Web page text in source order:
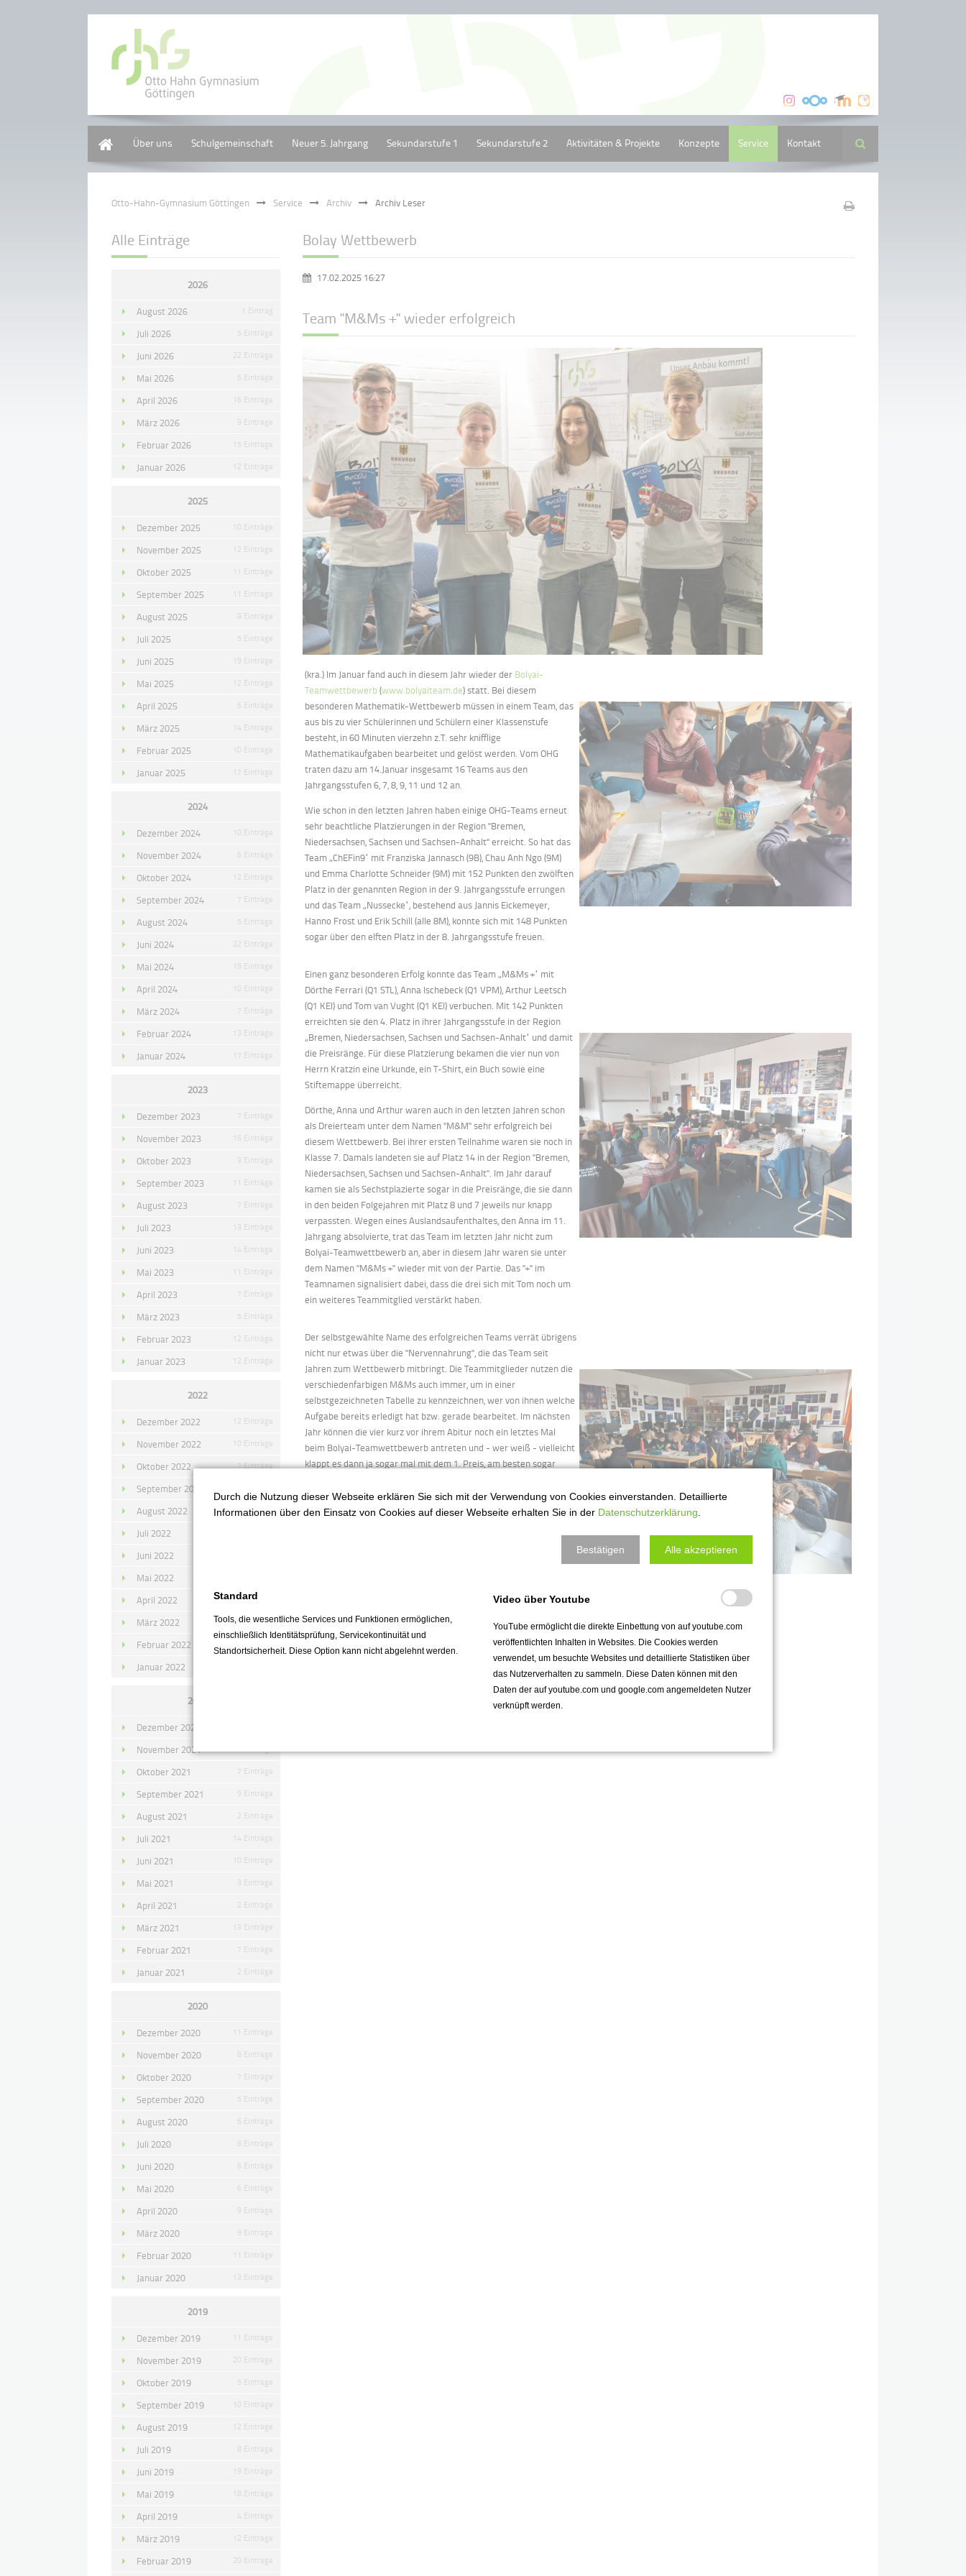
Über uns Schulgemeinschaft Neuer 5. Jahrgang Sekundarstufe 1 Sekundarstufe 2 Aktivitäten & Projekte Konzepte Service Kontakt Suche
Otto-Hahn-Gymnasium Göttingen Service Archiv Archiv Leser
Bolay Wettbewerb
17.02.2025 16:27
Team "M&Ms +" wieder erfolgreich
(kra.) Im Januar fand auch in diesem Jahr wieder der Bolyai-
Teamwettbewerb(www.bolyaiteam.de) statt. Bei diesem
besonderen Mathematik-Wettbewerb müssen in einem Team, das
aus bis zu vier Schülerinnen und Schülern einer Klassenstufe
besteht, in 60 Minuten vierzehn z.T. sehr knifflige
Mathematikaufgaben bearbeitet und gelöst werden. Vom OHG
traten dazu am 14.Januar insgesamt 16 Teams aus den
Jahrgangsstufen 6, 7, 8, 9, 11 und 12 an.
Wie schon in den letzten Jahren haben einige OHG-Teams erneut
sehr beachtliche Platzierungen in der Region "Bremen,
Niedersachsen, Sachsen und Sachsen-Anhalt" erreicht. So hat das
Team „ChEFin9“ mit Franziska Jannasch (9B), Chau Anh Ngo (9M)
und Emma Charlotte Schneider (9M) mit 152 Punkten den zwölften
Platz in der genannten Region in der 9. Jahrgangsstufe errungen
und das Team „Nussecke“, bestehend aus Jannis Eickemeyer,
Hanno Frost und Erik Schill (alle 8M), konnte sich mit 148 Punkten
sogar über den elften Platz in der 8. Jahrgangsstufe freuen.
Einen ganz besonderen Erfolg konnte das Team „M&Ms +“ mit
Dörthe Ferrari (Q1 STL), Anna Ischebeck (Q1 VPM), Arthur Leetsch
(Q1 KEI) und Tom van Vught (Q1 KEI) verbuchen. Mit 142 Punkten
erreichten sie den 4. Platz in ihrer Jahrgangsstufe in der Region
„Bremen, Niedersachsen, Sachsen und Sachsen-Anhalt“ und damit
die Preisränge. Für diese Platzierung bekamen die vier nun von
Herrn Kratzin eine Urkunde, ein T-Shirt, ein Buch sowie eine
Stiftemappe überreicht.
Dörthe, Anna und Arthur waren auch in den letzten Jahren schon
als Dreierteam unter dem Namen "M&M" sehr erfolgreich bei
diesem Wettbewerb. Bei ihrer ersten Teilnahme waren sie noch in
Klasse 7. Damals landeten sie auf Platz 14 in der Region "Bremen,
Niedersachsen, Sachsen und Sachsen-Anhalt". Im Jahr darauf
kamen sie als Sechstplazierte sogar in die Preisränge, die sie dann
in den beiden Folgejahren mit Platz 8 und 7 jeweils nur knapp
verpassten. Wegen eines Auslandsaufenthaltes, den Anna im 11.
Jahrgang absolvierte, trat das Team im letzten Jahr nicht zum
Bolyai-Teamwettbewerb an, aber in diesem Jahr waren sie unter
dem Namen "M&Ms +" wieder mit von der Partie. Das "+" im
Teamnamen signalisiert dabei, dass die drei sich mit Tom noch um
ein weiteres Teammitglied verstärkt haben.
Der selbstgewählte Name des erfolgreichen Teams verrät übrigens
nicht nur etwas über die "Nervennahrung", die das Team seit
Jahren zum Wettbewerb mitbringt. Die Teammitglieder nutzen die
verschiedenfarbigen M&Ms auch immer, um in einer
selbstgezeichneten Tabelle zu kennzeichnen, wer von ihnen welche
Aufgabe bereits erledigt hat bzw. gerade bearbeitet. Im nächsten
Jahr können die vier kurz vor ihrem Abitur noch ein letztes Mal
beim Bolyai-Teamwettbewerb antreten und - wer weiß - vielleicht
klappt es dann ja sogar mal mit dem 1. Preis, am besten sogar
ungarische Hauptstadt Budapest reisen. Wir drücken ihnen schon
jetzt die Daumen!
alle Teilnehmerinnen und Teilnehmer am Bolyai-Teamwettbewerb
Alle Einträge
2026
August 2026 1 Eintrag
Juli 2026 5 Einträge
Juni 2026 22 Einträge
Mai 2026 6 Einträge
April 2026 16 Einträge
März 2026 9 Einträge
Februar 2026 15 Einträge
Januar 2026 12 Einträge
2025
Dezember 2025 10 Einträge
November 2025 12 Einträge
Oktober 2025 11 Einträge
September 2025 11 Einträge
August 2025 8 Einträge
Juli 2025 5 Einträge
Juni 2025 19 Einträge
Mai 2025 12 Einträge
April 2025 6 Einträge
März 2025 14 Einträge
Februar 2025 10 Einträge
Januar 2025 17 Einträge
2024
Dezember 2024 10 Einträge
November 2024 6 Einträge
Oktober 2024 12 Einträge
September 2024 7 Einträge
August 2024 5 Einträge
Juni 2024 32 Einträge
Mai 2024 19 Einträge
April 2024 10 Einträge
März 2024 7 Einträge
Februar 2024 13 Einträge
Januar 2024 17 Einträge
2023
Dezember 2023 7 Einträge
November 2023 16 Einträge
Oktober 2023 9 Einträge
September 2023 11 Einträge
August 2023 7 Einträge
Juli 2023 13 Einträge
Juni 2023 14 Einträge
Mai 2023 11 Einträge
April 2023 7 Einträge
März 2023 5 Einträge
Februar 2023 12 Einträge
Januar 2023 12 Einträge
2022
Dezember 2022 12 Einträge
November 2022 10 Einträge
Oktober 2022 7 Einträge
September 2022
August 2022 4 Einträge
Juli 2022
Juni 2022
Mai 2022
April 2022 8 Einträge
März 2022 15 Einträge
Februar 2022
Januar 2022
2021
Dezember 2021
November 2021
Oktober 2021 7 Einträge
September 2021 9 Einträge
August 2021 2 Einträge
Juli 2021 14 Einträge
Juni 2021 10 Einträge
Mai 2021 3 Einträge
April 2021 2 Einträge
März 2021 13 Einträge
Februar 2021 7 Einträge
Januar 2021 2 Einträge
2020
Dezember 2020 11 Einträge
November 2020 8 Einträge
Oktober 2020 7 Einträge
September 2020 5 Einträge
August 2020 6 Einträge
Juli 2020 8 Einträge
Juni 2020 6 Einträge
Mai 2020 6 Einträge
April 2020 9 Einträge
März 2020 9 Einträge
Februar 2020 11 Einträge
Januar 2020 13 Einträge
2019
Dezember 2019 11 Einträge
November 2019 20 Einträge
Oktober 2019 5 Einträge
September 2019 10 Einträge
August 2019 12 Einträge
Juli 2019 8 Einträge
Juni 2019 19 Einträge
Mai 2019 18 Einträge
April 2019 4 Einträge
März 2019 12 Einträge
Februar 2019 20 Einträge
Durch die Nutzung dieser Webseite erklären Sie sich mit der Verwendung von Cookies einverstanden. Detaillierte
Informationen über den Einsatz von Cookies auf dieser Webseite erhalten Sie in der Datenschutzerklärung
Bestätigen Alle akzeptieren
Standard
Tools, die wesentliche Services und Funktionen ermöglichen,
einschließlich Identitätsprüfung, Servicekontinuität und
Standortsicherheit. Diese Option kann nicht abgelehnt werden.
Video über Youtube
YouTube ermöglicht die direkte Einbettung von auf youtube.com
veröffentlichten Inhalten in Websites. Die Cookies werden
verwendet, um besuchte Websites und detaillierte Statistiken über
das Nutzerverhalten zu sammeln. Diese Daten können mit den
Daten der auf youtube.com und google.com angemeldeten Nutzer
verknüpft werden.